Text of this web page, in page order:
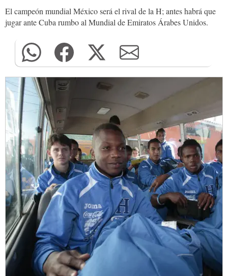
El campeón mundial México será el rival de la H; antes habrá que
jugar ante Cuba rumbo al Mundial de Emiratos Árabes Unidos.